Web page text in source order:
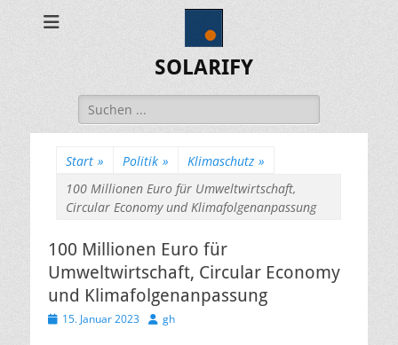
SOLARIFY
Suchen
nach:
Start » Politik » Klimaschutz »
100 Millionen Euro für Umweltwirtschaft,
Circular Economy und Klimafolgenanpassung
100 Millionen Euro für
Umweltwirtschaft, Circular Economy
und Klimafolgenanpassung
Veröffentlicht
15. Januar 2023 Autor
gh